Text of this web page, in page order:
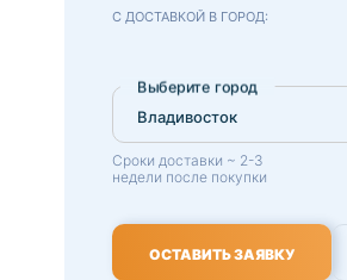
С ДОСТАВКОЙ В ГОРОД:
Выберите город
Сроки доставки ~ 2-3
недели после покупки
ОСТАВИТЬ ЗАЯВКУ